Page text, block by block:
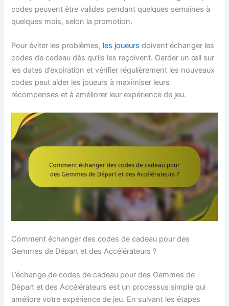
codes peuvent être valides pendant quelques semaines à
quelques mois, selon la promotion.
Pour éviter les problèmes, les joueurs doivent échanger les
codes de cadeau dès qu’ils les reçoivent. Garder un œil sur
les dates d’expiration et vérifier régulièrement les nouveaux
codes peut aider les joueurs à maximiser leurs
récompenses et à améliorer leur expérience de jeu.
Comment échanger des codes de cadeau pour des
Gemmes de Départ et des Accélérateurs ?
L’échange de codes de cadeau pour des Gemmes de
Départ et des Accélérateurs est un processus simple qui
améliore votre expérience de jeu. En suivant les étapes